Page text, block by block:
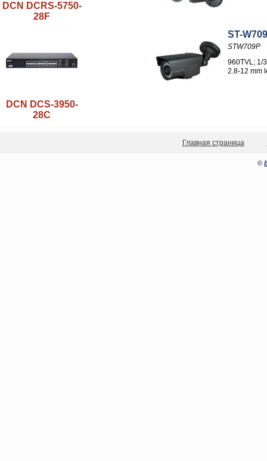
DCN DCRS-5750-
28F
DCN DCS-3950-
28C
ST-
STW709P
960TVL; 1/
2.8-12 mm
Главная страница
©